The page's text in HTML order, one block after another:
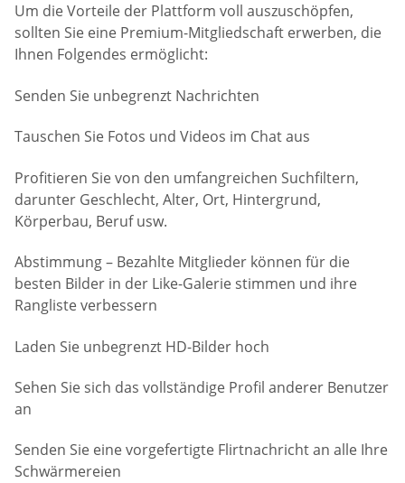
Um die Vorteile der Plattform voll auszuschöpfen,
sollten Sie eine Premium-Mitgliedschaft erwerben, die
Ihnen Folgendes ermöglicht:
Senden Sie unbegrenzt Nachrichten
Tauschen Sie Fotos und Videos im Chat aus
Profitieren Sie von den umfangreichen Suchfiltern,
darunter Geschlecht, Alter, Ort, Hintergrund,
Körperbau, Beruf usw.
Abstimmung – Bezahlte Mitglieder können für die
besten Bilder in der Like-Galerie stimmen und ihre
Rangliste verbessern
Laden Sie unbegrenzt HD-Bilder hoch
Sehen Sie sich das vollständige Profil anderer Benutzer
an
Senden Sie eine vorgefertigte Flirtnachricht an alle Ihre
Schwärmereien